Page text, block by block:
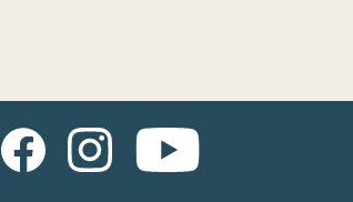
FacebookInstagramYouTube